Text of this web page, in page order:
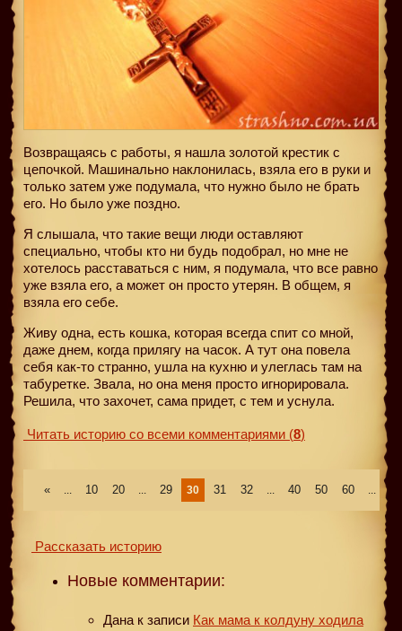
Возвращаясь с работы, я нашла золотой крестик с
цепочкой. Машинально наклонилась, взяла его в руки и
только затем уже подумала, что нужно было не брать
его. Но было уже поздно.
Я слышала, что такие вещи люди оставляют
специально, чтобы кто ни будь подобрал, но мне не
хотелось расставаться с ним, я подумала, что все равно
уже взяла его, а может он просто утерян. В общем, я
взяла его себе.
Живу одна, есть кошка, которая всегда спит со мной,
даже днем, когда прилягу на часок. А тут она повела
себя как-то странно, ушла на кухню и улеглась там на
табуретке. Звала, но она меня просто игнорировала.
Решила, что захочет, сама придет, с тем и уснула.
Читать историю со всеми комментариями (8)
« ... 10 20 ... 29 30 31 32 ... 40 50 60 ...
Рассказать историю
Новые комментарии:
Дана к записи Как мама к колдуну ходила